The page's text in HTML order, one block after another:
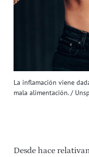
La inflamación viene
mala alimentación. /
Desde hace